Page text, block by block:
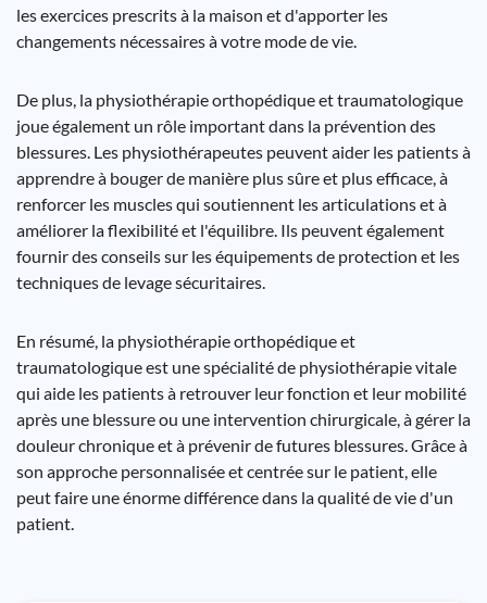
les exercices prescrits à la maison et d'apporter les
changements nécessaires à votre mode de vie.
De plus, la physiothérapie orthopédique et traumatologique
joue également un rôle important dans la prévention des
blessures. Les physiothérapeutes peuvent aider les patients à
apprendre à bouger de manière plus sûre et plus efficace, à
renforcer les muscles qui soutiennent les articulations et à
améliorer la flexibilité et l'équilibre. Ils peuvent également
fournir des conseils sur les équipements de protection et les
techniques de levage sécuritaires.
En résumé, la physiothérapie orthopédique et
traumatologique est une spécialité de physiothérapie vitale
qui aide les patients à retrouver leur fonction et leur mobilité
après une blessure ou une intervention chirurgicale, à gérer la
douleur chronique et à prévenir de futures blessures. Grâce à
son approche personnalisée et centrée sur le patient, elle
peut faire une énorme différence dans la qualité de vie d'un
patient.